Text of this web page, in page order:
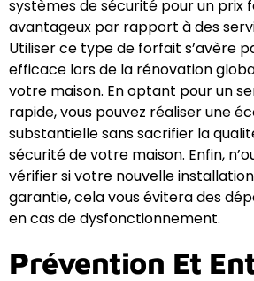
systèmes de sécurité pour un prix
avantageux par rapport à des
Utiliser ce type de forfait s’avère
efficace lors de la rénovation
votre maison. En optant pour un
rapide, vous pouvez réaliser une
substantielle sans sacrifier la
sécurité de votre maison. Enfin,
vérifier si votre nouvelle
garantie, cela vous évitera des
en cas de dysfonctionnement.
Prévention Et